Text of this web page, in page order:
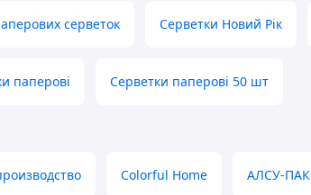
серветок Серветки Новий Рік
паперові Серветки паперові 50 шт
Colorful Home АЛСУ-ПАК